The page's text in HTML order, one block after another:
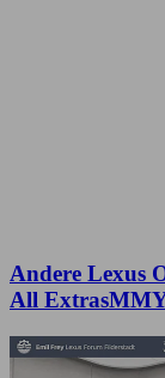
Andere Lexus
All